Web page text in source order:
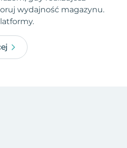
wydajność magazynu.